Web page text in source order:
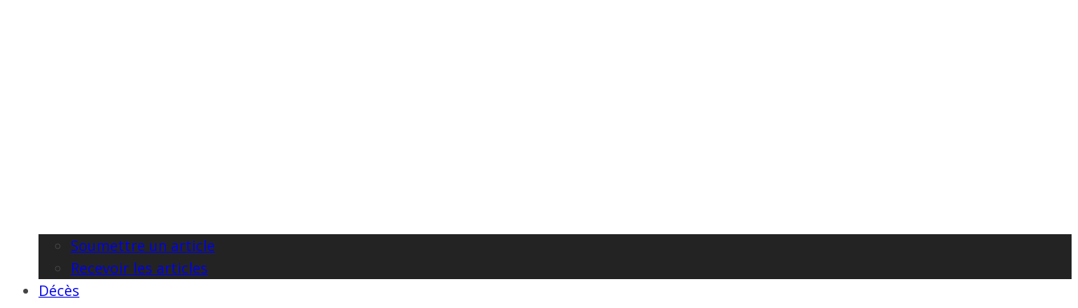
Soumettre un article
Recevoir les articles
Décès